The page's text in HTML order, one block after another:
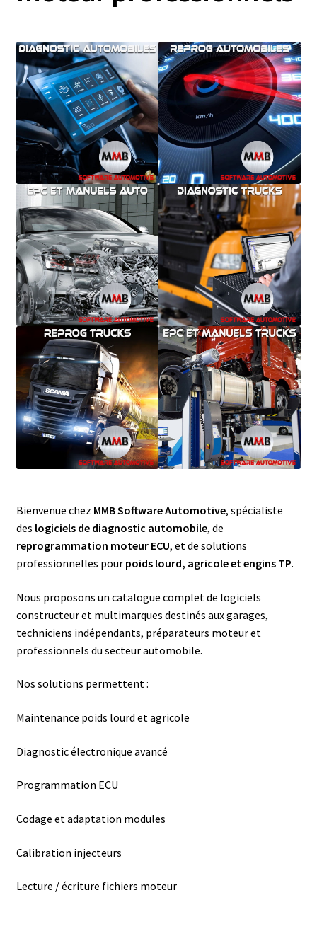
Bienvenue chez MMB Software Automotive, spécialiste
des logiciels de diagnostic automobile, de
reprogrammation moteur ECU, et de solutions
professionnelles pour poids lourd, agricole et engins TP.
Nous proposons un catalogue complet de logiciels
constructeur et multimarques destinés aux garages,
techniciens indépendants, préparateurs moteur et
professionnels du secteur automobile.
Nos solutions permettent :
Maintenance poids lourd et agricole
Diagnostic électronique avancé
Programmation ECU
Codage et adaptation modules
Calibration injecteurs
Lecture / écriture fichiers moteur